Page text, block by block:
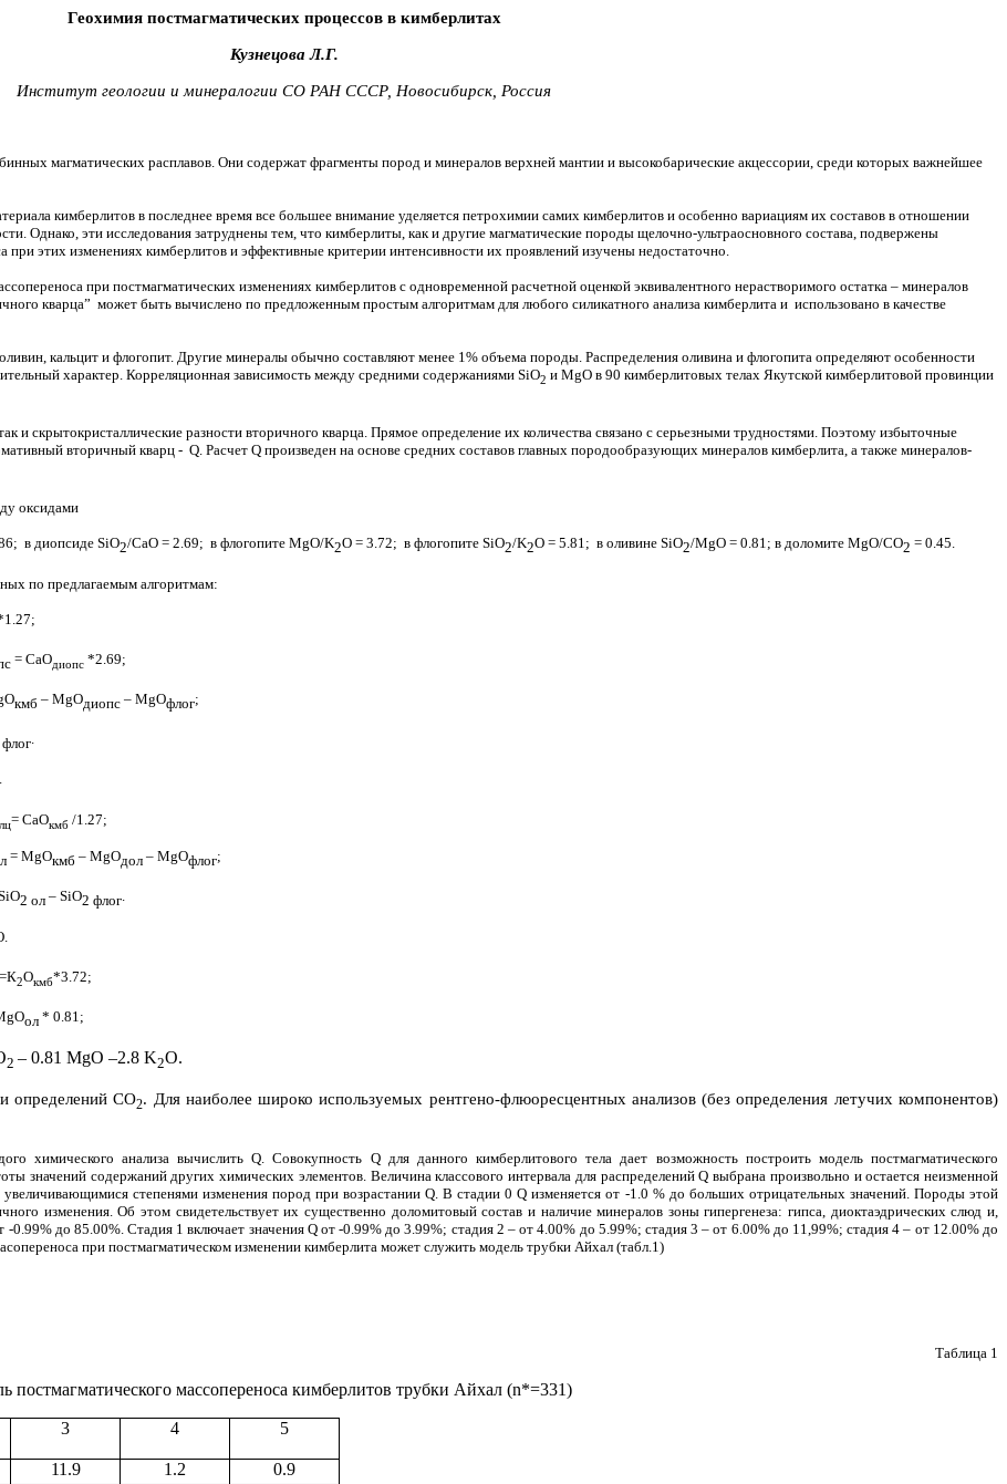
Геохимия постмагматических процессов в кимберлитах
Кузнецова Л.Г.
Институт геологии и минералогии СО РАН СССР, Новосибирск, Россия
магматических расплавов. Они содержат фрагменты пород и минералов верхней мантии и высокобарические акцессории, среди которых важнейшее
кимберлитов в последнее время все большее внимание уделяется петрохимии самих кимберлитов и особенно вариациям их составов в отношении
Однако, эти исследования затруднены тем, что кимберлиты, как и другие магматические породы щелочно-ультраосновного состава, подвержены
этих изменениях кимберлитов и эффективные критерии интенсивности их проявлений изучены недостаточно.
при постмагматических изменениях кимберлитов с одновременной расчетной оценкой эквивалентного нерастворимого остатка – минералов
кварца” может быть вычислено по предложенным простым алгоритмам для любого силикатного анализа кимберлита и использовано в качестве
кальцит и флогопит. Другие минералы обычно составляют менее 1% объема породы. Распределения оливина и флогопита определяют особенности
характер. Корреляционная зависимость между средними содержаниями SiO2 и MgO в 90 кимберлитовых телах Якутской кимберлитовой провинции
и скрытокристаллические разности вторичного кварца. Прямое определение их количества связано с серьезными трудностями. Поэтому избыточные
вторичный кварц - Q. Расчет Q произведен на основе средних составов главных породообразующих минералов кимберлита, а также минералов-
оксидами
в диопсиде SiO2/CaO = 2.69; в флогопите MgO/K2O = 3.72; в флогопите SiO2/K2O = 5.81; в оливине SiO2/MgO = 0.81; в доломите MgO/CO2 = 0.45.
по предлагаемым алгоритмам:
1.27;
= СаОдиопс *2.69;
кмб – MgOдиопс– MgOфлог;
.
= СаОкмб /1.27;
= MgOкмб – MgOдол– MgOфлог;
2 ол– SiO2 флог.
.
2Окмб*3.72;
ол * 0.81;
2 – 0.81 MgO –2.8 K2O.
определений СО2. Для наиболее широко используемых рентгено-флюоресцентных анализов (без определения летучих компонентов)
химического анализа вычислить Q. Совокупность Q для данного кимберлитового тела дает возможность построить модель постмагматического
значений содержаний других химических элементов. Величина классового интервала для распределений Q выбрана произвольно и остается неизменной
степенями изменения пород при возрастании Q. В стадии 0 Q изменяется от -1.0 % до больших отрицательных значений. Породы этой
изменения. Об этом свидетельствует их существенно доломитовый состав и наличие минералов зоны гипергенеза: гипса, диоктаэдрических слюд и,
0.99% до 85.00%. Стадия 1 включает значения Q от -0.99% до 3.99%; стадия 2 – от 4.00% до 5.99%; стадия 3 – от 6.00% до 11,99%; стадия 4 – от 12.00% до
при постмагматическом изменении кимберлита может служить модель трубки Айхал (табл.1)
Таблица 1
постмагматического массопереноса кимберлитов трубки Айхал (n*=331)
3 4 5
11.9 1.2
0.9